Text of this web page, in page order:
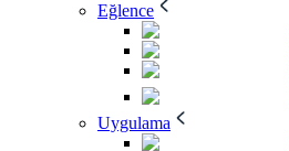
Eğlence
Uygulama